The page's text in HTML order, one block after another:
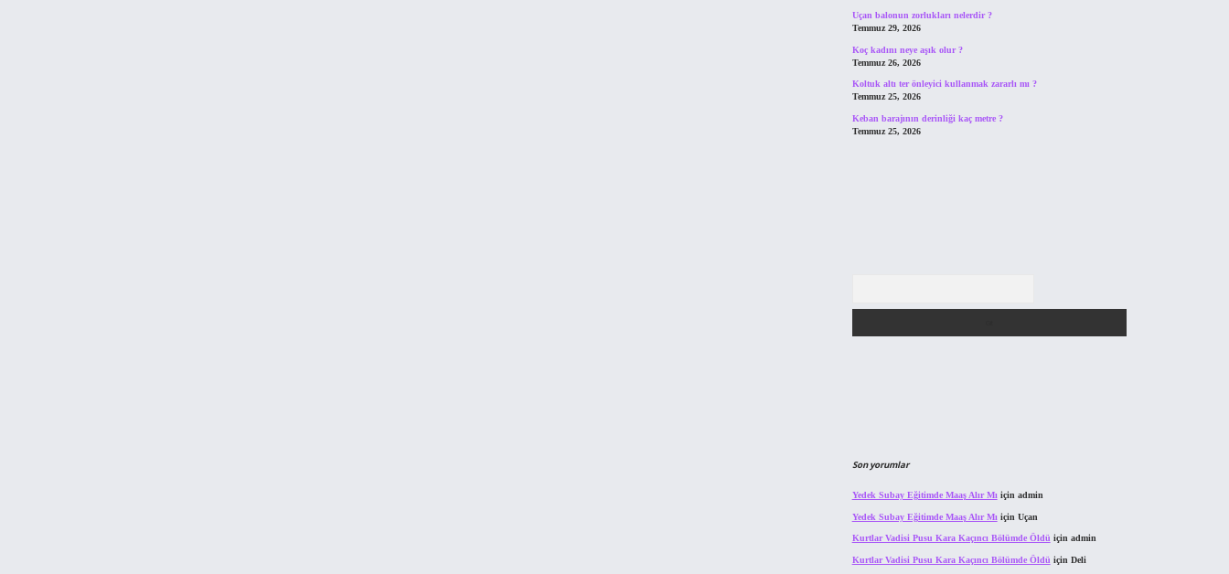
Uçan balonun zorlukları nelerdir ?
Temmuz 29, 2026
Koç kadını neye aşık olur ?
Temmuz 26, 2026
Koltuk altı ter önleyici kullanmak zararlı mı ?
Temmuz 25, 2026
Keban barajının derinliği kaç metre ?
Temmuz 25, 2026
Son yorumlar
Yedek Subay Eğitimde Maaş Alır Mı için admin
Yedek Subay Eğitimde Maaş Alır Mı için Uçan
Kurtlar Vadisi Pusu Kara Kaçıncı Bölümde Öldü için admin
Kurtlar Vadisi Pusu Kara Kaçıncı Bölümde Öldü için Deli